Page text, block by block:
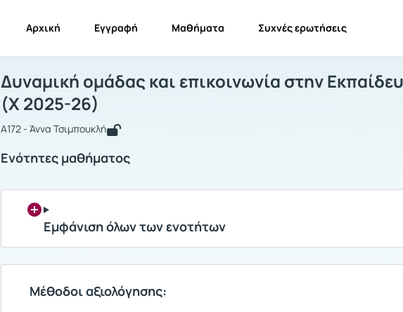
Αρχική Εγγραφή Μαθήματα Συχνές ερωτήσεις
Μάθημα : Δυναμική ομάδας και επικοινωνία
Δυναμική ομάδας και επικοινωνία στην
(Χ 2025-26)
Α172 - Άννα Τσιμπουκλή
Ενότητες μαθήματος
Εμφάνιση όλων των ενοτήτων
Μέθοδοι αξιολόγησης: